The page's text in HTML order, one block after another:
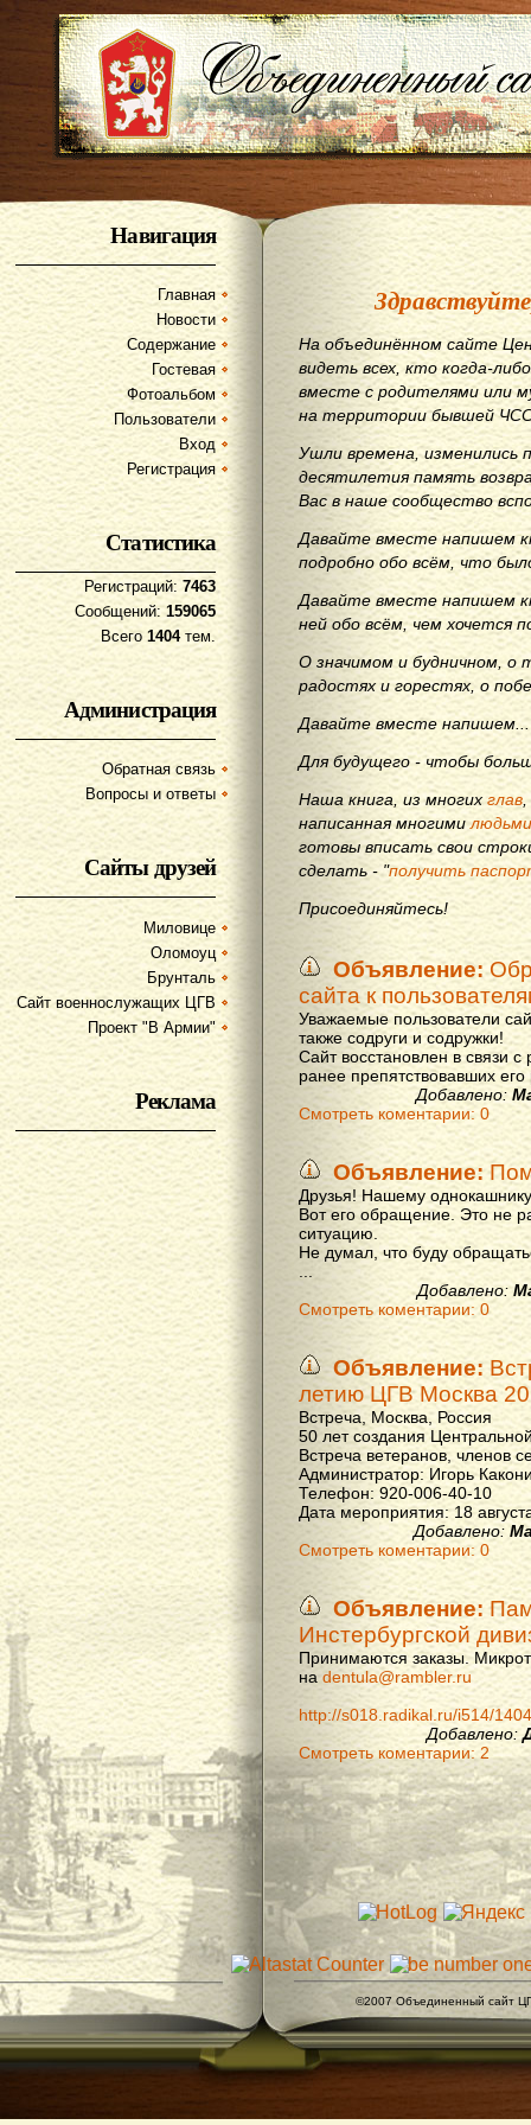
Навигация
Главная
Новости
Содержание
Гостевая
Фотоальбом
Пользователи
Вход
Регистрация
Статистика
Регистраций: 7463
Сообщений:159065
Всего 1404тем.
Администрация
Обратная связь
Вопросы и ответы
Сайты друзей
Миловице
Оломоуц
Брунталь
Сайт военнослужащих ЦГВ
Проект "В Армии"
Реклама
На объединённом сайте
видеть всех, кто когда-
вместе с родителями или
на территории бывшей
Ушли времена, изменились
десятилетия память
Вас в наше сообщество
Давайте вместе напишем
подробно обо всём, что
Давайте вместе напишем
ней обо всём, чем хочется
О значимом и будничном, о
радостях и горестях, о
Давайте вместе напишем...
Для будущего - чтобы
Наша книга, из многихглав
написанная многимилюдьми
готовы вписать свои
сделать - "получить
Присоединяйтесь!
Объявление:
сайта к
Уважаемые пользователи
также содруги и содружки!
Сайт восстановлен в связи
ранее препятствовавших
Добавлено:
Смотреть коментарии: 0
Объявление:
Друзья! Нашему
Вот его обращение. Это не
ситуацию.
Не думал, что буду
Добавлено:
Смотреть коментарии: 0
Объявление:
летию ЦГВ Москва
Встреча, Москва, Россия
50 лет создания
Встреча ветеранов, членов
Администратор: Игорь
Телефон: 920-006-40-10
Дата мероприятия: 18
Добавлено:
Смотреть коментарии: 0
Объявление:
Инстербургской
Принимаются заказы.
на dentula@rambler.ru
http://s018.radikal.ru/i514/
Добавлено:
Смотреть коментарии: 2
©2007 Объединенный сайт